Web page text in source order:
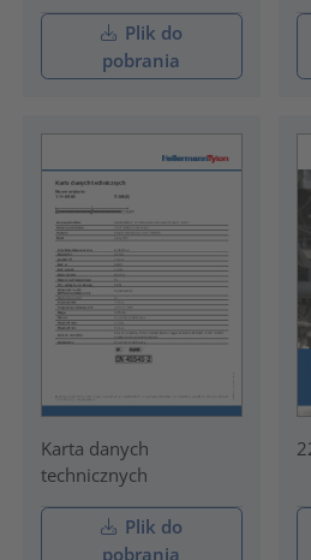
Plik do
pobrania
Karta danych
technicznych
Plik do
pobrania